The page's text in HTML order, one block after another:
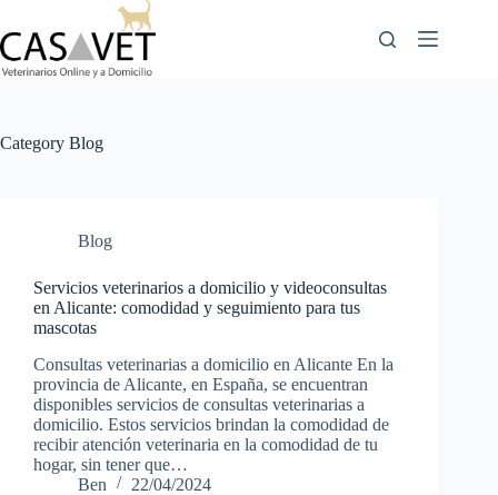
to
content
Category Blog
Blog
Servicios veterinarios a domicilio y videoconsultas
en Alicante: comodidad y seguimiento para tus
mascotas
Consultas veterinarias a domicilio en Alicante En la
provincia de Alicante, en España, se encuentran
disponibles servicios de consultas veterinarias a
domicilio. Estos servicios brindan la comodidad de
recibir atención veterinaria en la comodidad de tu
hogar, sin tener que…
Ben
22/04/2024